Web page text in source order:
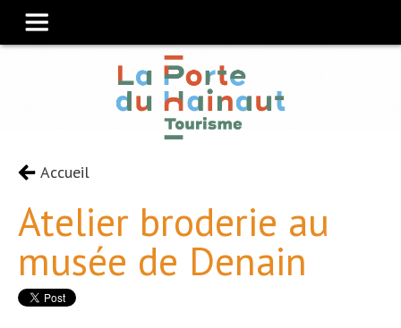
Accueil
Atelier broderie au
musée de Denain